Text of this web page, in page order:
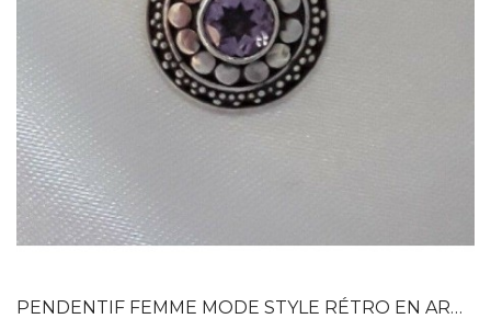
APERÇU RAPIDE
PENDENTIF FEMME MODE STYLE RÉTRO EN ARGENT...